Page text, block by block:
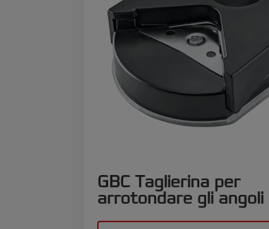
GBC Taglierina per
arrotondare gli angoli